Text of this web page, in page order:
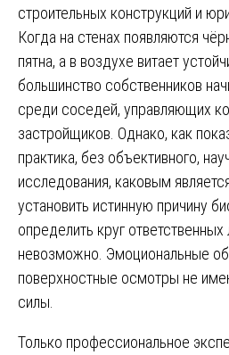
строительных конструкций и
Когда на стенах появляются
пятна, а в воздухе витает
большинство собственников
среди соседей, управляющих
застройщиков. Однако, как
практика, без объективного,
исследования, каковым
установить истинную причину
определить круг ответственных
невозможно. Эмоциональные
поверхностные осмотры не
силы.
Только профессиональное